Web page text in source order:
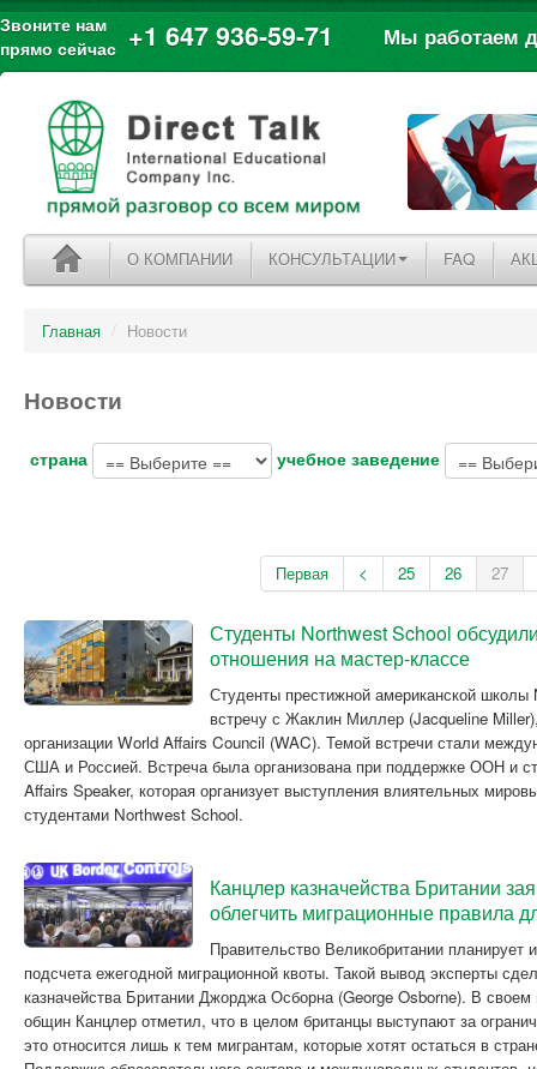
Звоните нам
прямо сейчас +1 647 936-59-71 Мы работаем
О КОМПАНИИ КОНСУЛЬТАЦИИ FAQ
Главная / Новости
Новости
страна учебное заведение
Первая < 25 26 27
Студенты Northwest School
отношения на мастер-классе
Студенты престижной американской школы
встречу с Жаклин Миллер (Jacqueline
организации World Affairs Council (WAC). Темой встречи стали
США и Россией. Встреча была организована при поддержке ООН и
Affairs Speaker, которая организует выступления влиятельных
студентами Northwest School.
Канцлер казначейства Британии
облегчить миграционные правила
Правительство Великобритании планирует
подсчета ежегодной миграционной квоты. Такой вывод эксперты
казначейства Британии Джорджа Осборна (George Osborne). В
общин Канцлер отметил, что в целом британцы выступают за
это относится лишь к тем мигрантам, которые хотят остаться в